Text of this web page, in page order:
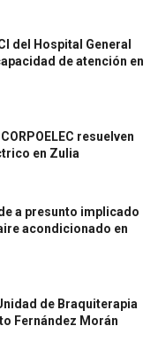
del Hospital General
de atención en
resuelven
en Zulia
a presunto implicado
acondicionado en
de Braquiterapia
Fernández Morán